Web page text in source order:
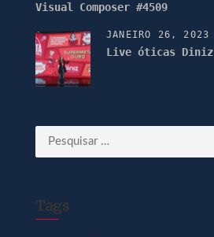
Visual Composer #4509
JANEIRO 26, 2023
Live óticas Diniz
Pesquisar
por:
Tags